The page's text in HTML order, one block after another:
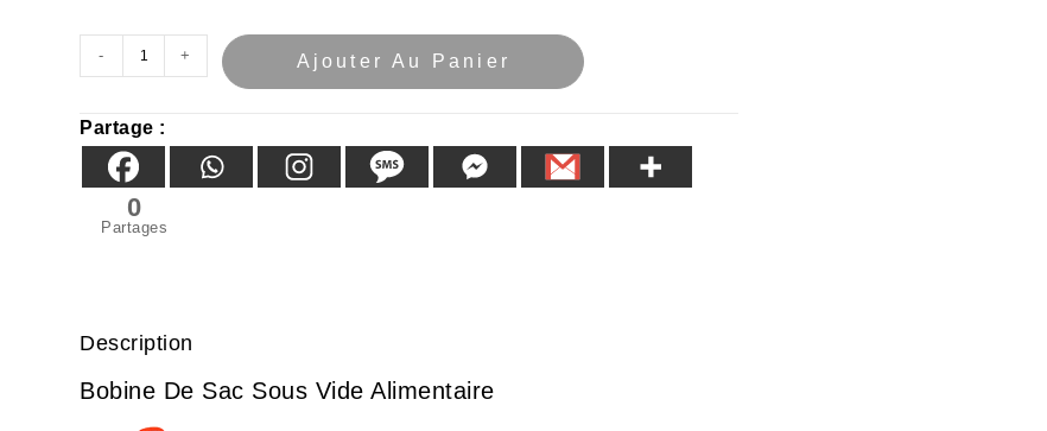
- + Ajouter Au Panier
Partage :
0
Partages
Description
Bobine De Sac Sous Vide Alimentaire